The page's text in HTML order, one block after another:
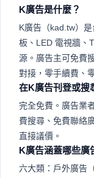
K廣告是什麼？
K廣告（kad.tw）
板、LED 電視牆、
源。廣告主可免費
對接，零手續費、
在K廣告刊登或搜
完全免費。廣告業
費搜尋、免費聯絡
直接議價。
K廣告涵蓋哪些廣
六大類：戶外廣告